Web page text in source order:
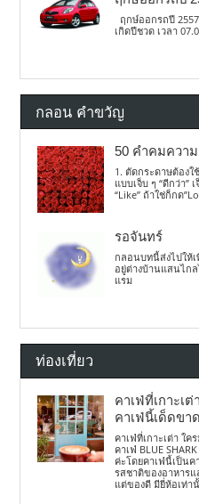
ฤกษ์ออกรถปี
เกิดปีชวด เวลา
กลอน คำขวัญ
50 คำคมควา
1. ตัดกระดาษต้องใ
แบบเจ็บ ๆ “ดีกว่า”
“Like” ถ้าใช่ก็กด
รอจันทร์
กลอนบทนี้ส่งไปให้
อยู่ต่างบ้านแสนไก
แรม
ท่องเที่ยว
คาเฟ่ที่เกาะเ
คาเฟ่นี้เด็ดขาด
คาเฟ่ที่เกาะเต่า ใ
คาเฟ่ BLUE
ค่ะโดยคาเฟ่นี้เป็นค
รสชาติของอาหาร
แต่ของดี มียี่ห้อเท่า